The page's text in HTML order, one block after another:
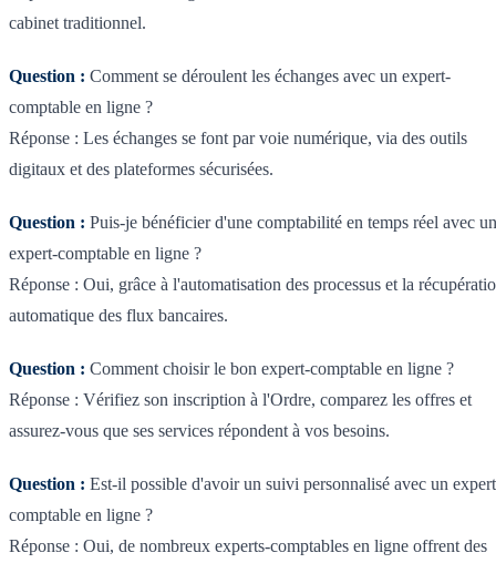
cabinet traditionnel.
Question : Comment se déroulent les échanges avec un expert-
comptable en ligne ?
Réponse : Les échanges se font par voie numérique, via des outils
digitaux et des plateformes sécurisées.
Question : Puis-je bénéficier d'une comptabilité en temps réel avec un
expert-comptable en ligne ?
Réponse : Oui, grâce à l'automatisation des processus et la
automatique des flux bancaires.
Question : Comment choisir le bon expert-comptable en ligne ?
Réponse : Vérifiez son inscription à l'Ordre, comparez les offres et
assurez-vous que ses services répondent à vos besoins.
Question : Est-il possible d'avoir un suivi personnalisé avec un
comptable en ligne ?
Réponse : Oui, de nombreux experts-comptables en ligne offrent des